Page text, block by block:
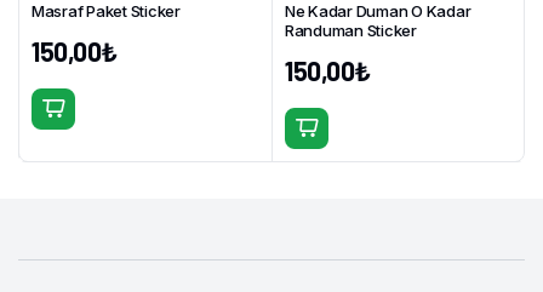
Masraf Paket Sticker
150,00₺
Bu
var.
Ne Kadar Duman O Kadar
Randuman Sticker
150,00₺
Bu
ürünün
varyasyonu